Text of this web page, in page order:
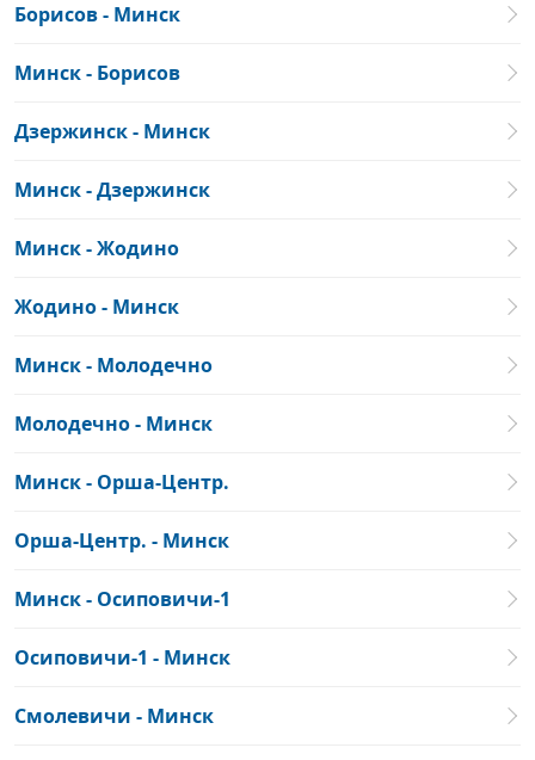
Борисов - Минск
Минск - Борисов
Дзержинск - Минск
Минск - Дзержинск
Минск - Жодино
Жодино - Минск
Минск - Молодечно
Молодечно - Минск
Минск - Орша-Центр.
Орша-Центр. - Минск
Минск - Осиповичи-1
Осиповичи-1 - Минск
Смолевичи - Минск